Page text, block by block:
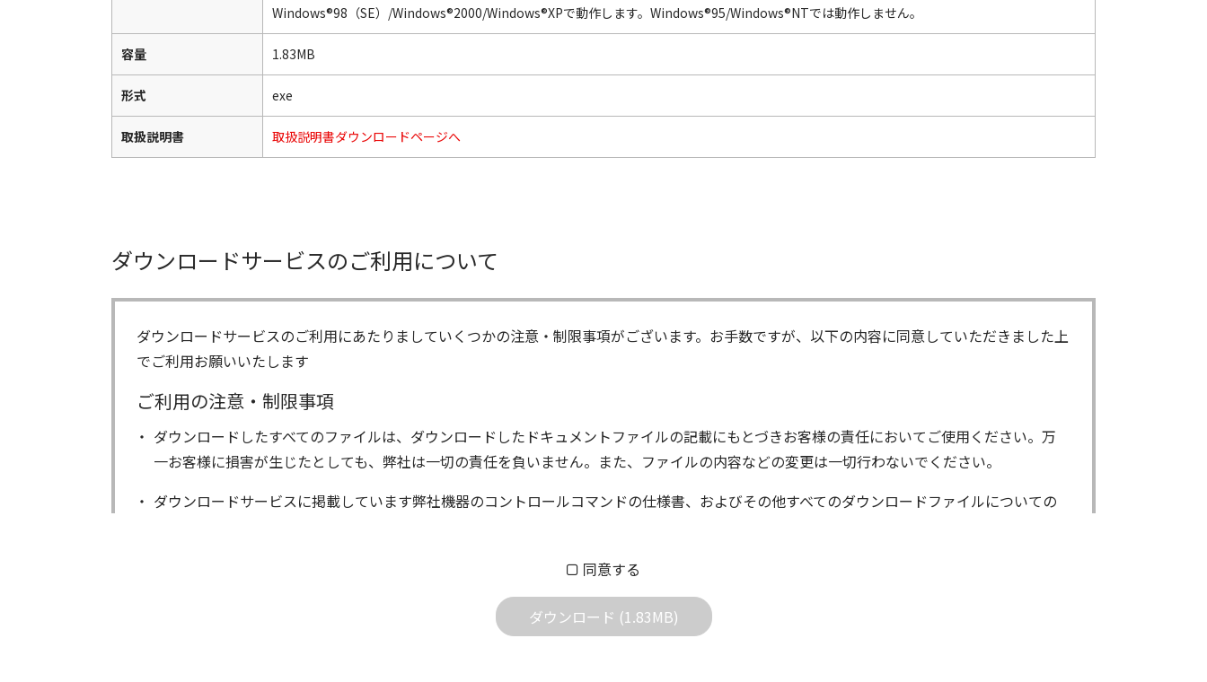
Windows®98（SE）/Windows®2000/Windows®XPで動作します。Windows®95/Windows®NTでは動作しません。
容量 1.83MB
形式 exe
取扱説明書 取扱説明書ダウンロードページへ
ダウンロードサービスのご利用について
ダウンロードサービスのご利用にあたりましていくつかの注意・制限事項がございます。お手数ですが、以下の内容に同意していただきました上
でご利用お願いいたします
ご利用の注意・制限事項
ダウンロードしたすべてのファイルは、ダウンロードしたドキュメントファイルの記載にもとづきお客様の責任においてご使用ください。万
一お客様に損害が生じたとしても、弊社は一切の責任を負いません。また、ファイルの内容などの変更は一切行わないでください。
ダウンロードサービスに掲載しています弊社機器のコントロールコマンドの仕様書、およびその他すべてのダウンロードファイルについての
ファイルの内容は、製品の仕様変更などで予告なく改良及び変更される場合があります。
同意する
ダウンロード (1.83MB)